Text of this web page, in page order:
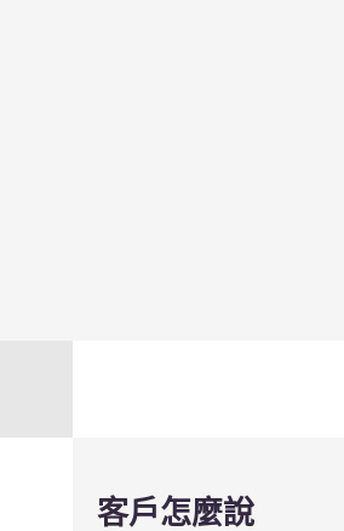
客戶怎麼說